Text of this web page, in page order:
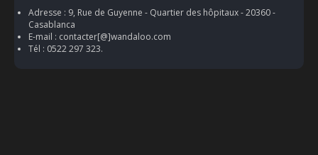
Adresse : 9, Rue de Guyenne - Quartier des hôpitaux - 20360 -
Casablanca
E-mail : contacter[@]wandaloo.com
Tél : 0522 297 323.